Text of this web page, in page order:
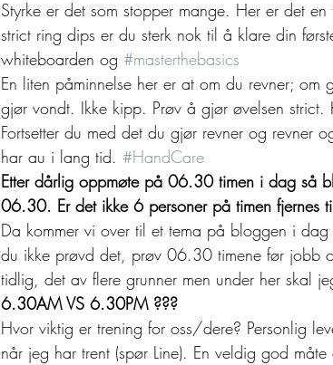
Styrke er det som stopper mange. Her er det
strict ring dips er du sterk nok til å klare din
whiteboarden og #masterthebasics
En liten påminnelse her er at om du revner;
gjør vondt. Ikke kipp. Prøv å gjør øvelsen
Fortsetter du med det du gjør revner og
har au i lang tid. #HandCare
Etter dårlig oppmøte på 06.30 timen i dag så
06.30. Er det ikke 6 personer på timen fjernes
Da kommer vi over til et tema på bloggen i
du ikke prøvd det, prøv 06.30 timene før jobb
tidlig, det av flere grunner men under her skal
6.30AM VS 6.30PM ???
Hvor viktig er trening for oss/dere? Personlig
når jeg har trent (spør Line). En veldig god